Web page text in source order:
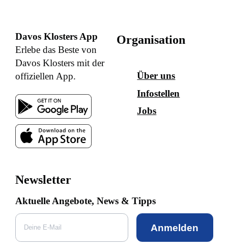
Davos Klosters App
Erlebe das Beste von
Davos Klosters mit der
offiziellen App.
Organisation
Über uns
Infostellen
Jobs
Newsletter
Aktuelle Angebote, News & Tipps
Anmelden